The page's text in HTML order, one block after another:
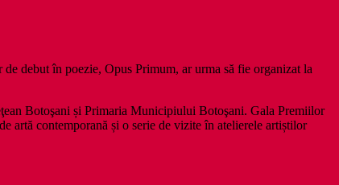
debut în poezie, Opus Primum, ar urma să fie organizat la
Botoşani și Primaria Municipiului Botoşani. Gala Premiilor
artă contemporană și o serie de vizite în atelierele artiștilor